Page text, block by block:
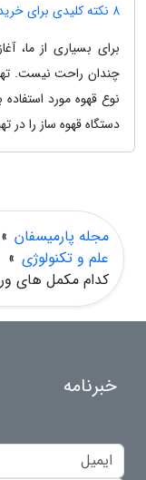
8 نکته کلیدی برای خرید برترین قهوه ساز بر اساس احتیاج
برای بسیاری از ما،
چندان راحت نیست.
نوع قهوه مورد
دستگاه قهوه ساز را
مجله پارمیسفان »
علم و تکنولوژی »
کدام مکمل های
خبرنامه